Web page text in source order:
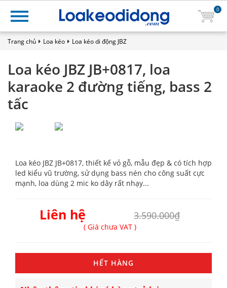
0
Trang chủ Loa kéo Loa kéo di động JBZ
Loa kéo JBZ JB+0817, loa
karaoke 2 đường tiếng, bass 2
tấc
Loa kéo JBZ JB+0817, thiết kế vỏ gỗ, mẫu đẹp & có tích hợp
led kiểu vũ trường, sử dụng bass nén cho công suất cực
mạnh, loa dùng 2 mic ko dây rất nhạy...
Liên hệ 3.590.000₫
( Giá chưa VAT )
HẾT HÀNG